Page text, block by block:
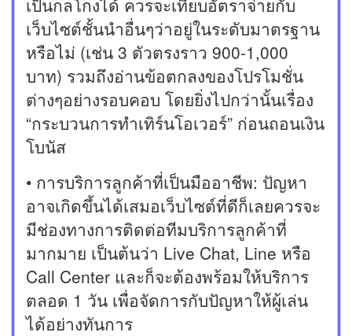
เว็บไซต์ชั้นนำอื่นๆว่าอยู่ในระดับมาตรฐาน
หรือไม่ (เช่น 3 ตัวตรงราว 900-1,000
บาท) รวมถึงอ่านข้อตกลงของโปรโมชั่น
ต่างๆอย่างรอบคอบ โดยยิ่งไปกว่านั้นเรื่อง
“กระบวนการทำเทิร์นโอเวอร์” ก่อนถอนเงิน
โบนัส
• การบริการลูกค้าที่เป็นมืออาชีพ: ปัญหา
อาจเกิดขึ้นได้เสมอเว็บไซต์ที่ดีก็เลยควรจะ
มีช่องทางการติดต่อทีมบริการลูกค้าที่
มากมาย เป็นต้นว่า Live Chat, Line หรือ
Call Center และก็จะต้องพร้อมให้บริการ
ตลอด 1 วัน เพื่อจัดการกับปัญหาให้ผู้เล่น
ได้อย่างทันการ